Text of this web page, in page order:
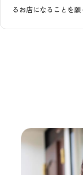
るお店になることを願